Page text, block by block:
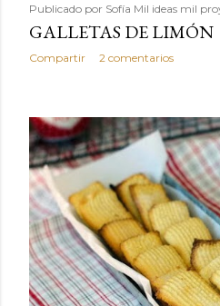
Publicado por Sofía Mil ideas mil
GALLETAS DE LIMÓN
Compartir 2 comentarios